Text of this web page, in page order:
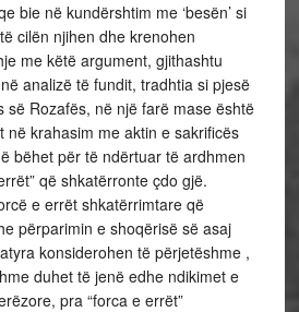
bie në kundërshtim me ‘besën’ si
cilën njihen dhe krenohen
me këtë argument, gjithashtu
analizë të fundit, tradhtia si pjesë
së Rozafës, në një farë mase është
në krahasim me aktin e sakrificës
bëhet për të ndërtuar të ardhmen
që shkatërronte çdo gjë.
e errët shkatërrimtare që
përparimin e shoqërisë së asaj
konsiderohen të përjetëshme ,
duhet të jenë edhe ndikimet e
pra “forca e errët”